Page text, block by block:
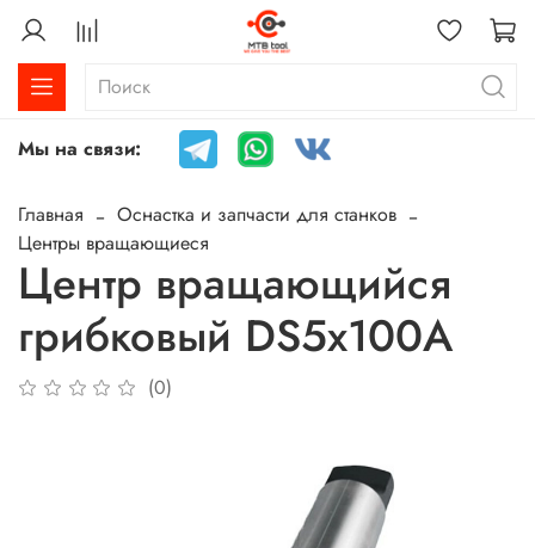
Мы на связи:
Главная
Оснастка и запчасти для станков
Центры вращающиеся
Центр вращающийся
грибковый DS5x100A
(0)